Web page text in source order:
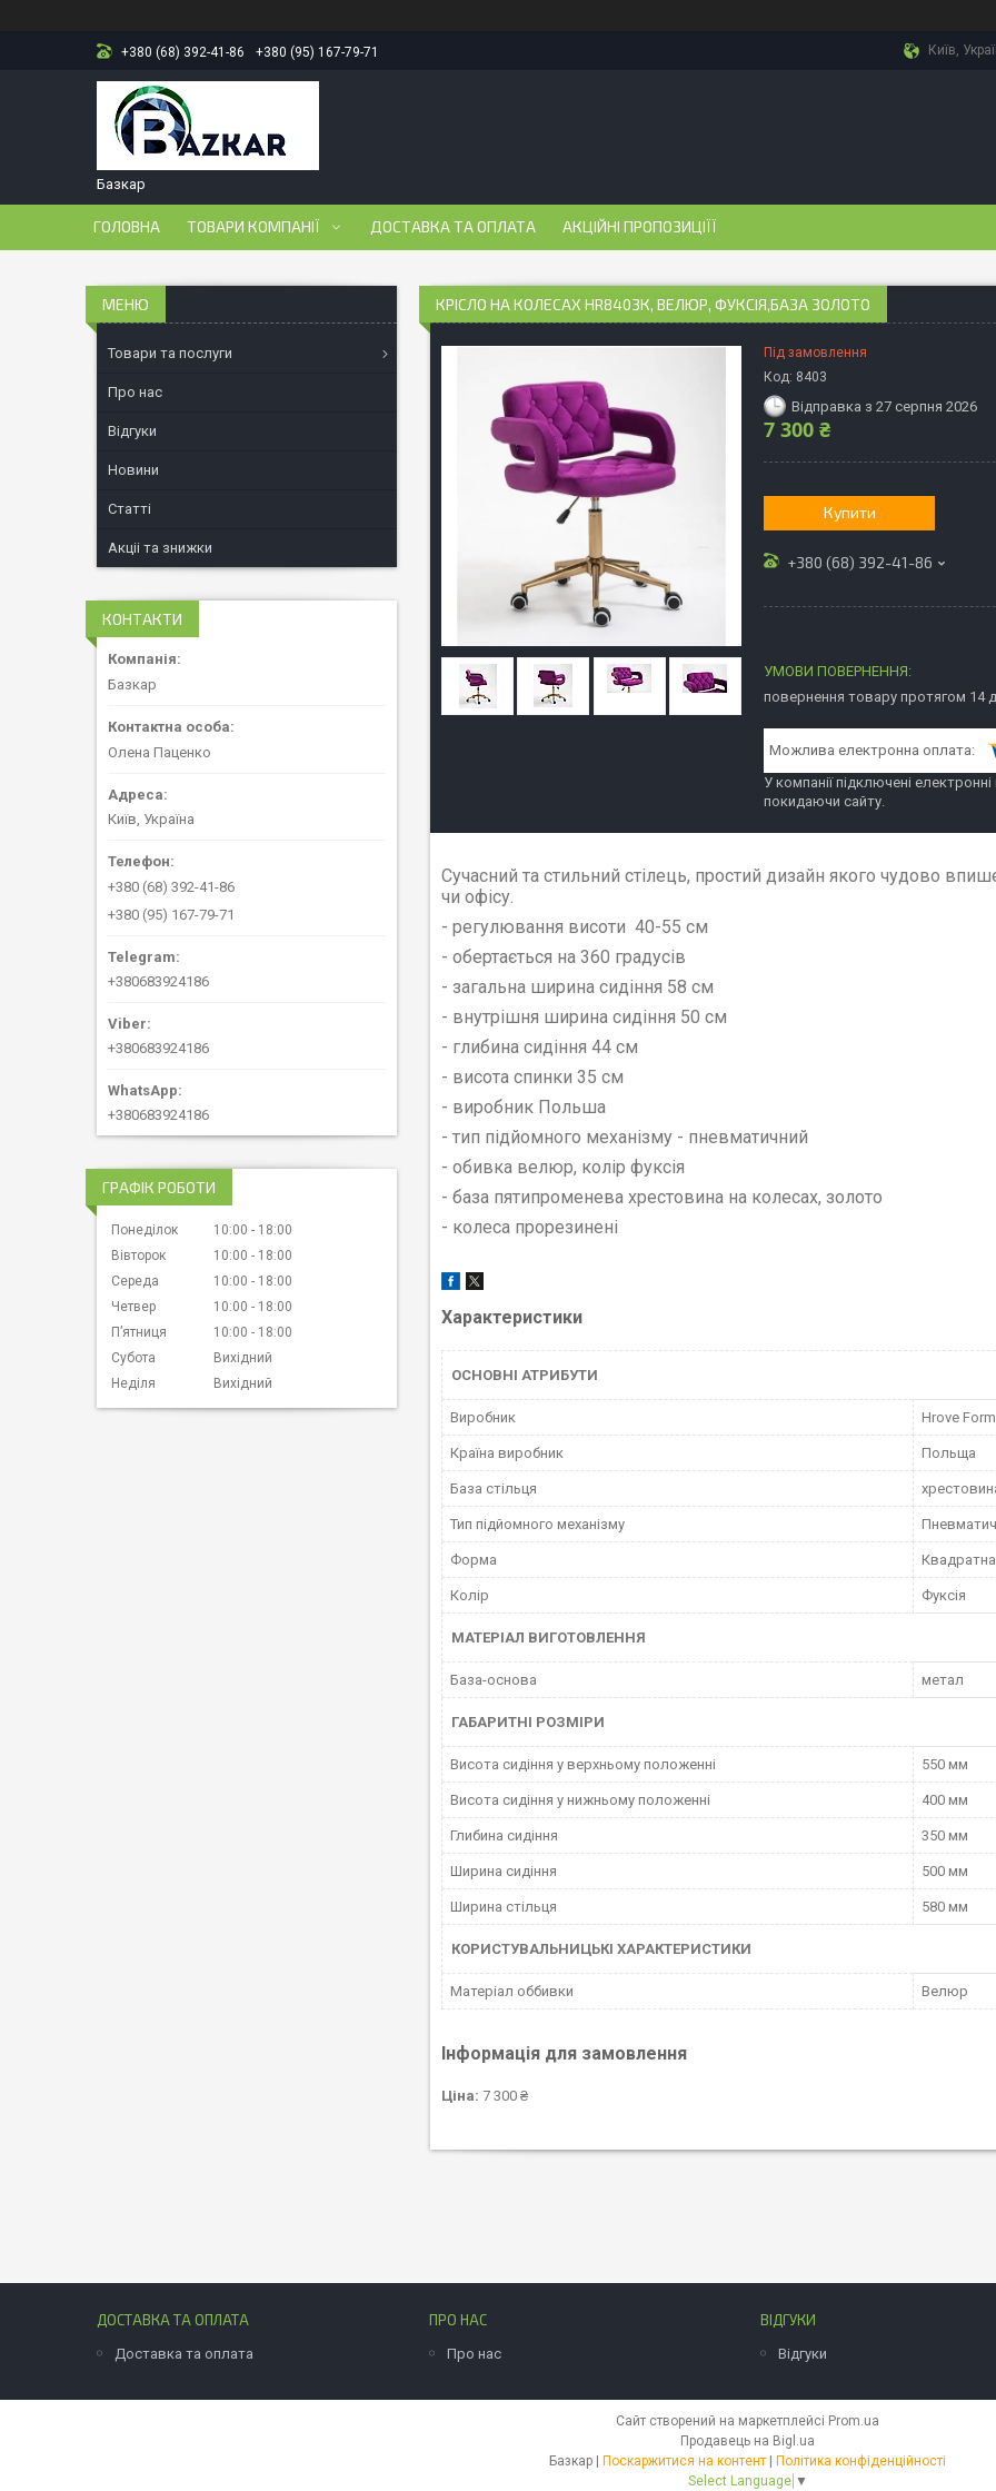
+380 (68) 392-41-86 +380 (95) 167-79-71 Київ,
Базкар
ГОЛОВНА ТОВАРИ КОМПАНІЇ ДОСТАВКА ТА ОПЛАТА АКЦІЙНІ ПРОПОЗИЦІЇЇ
КРІСЛО НА КОЛЕСАХ НR8403К, ВЕЛЮР, ФУКСІЯ,БАЗА ЗОЛОТО
Під замовлення
Код: 8403
Відправка з 27 серпня 2026
7 300 ₴
Купити
+380 (68) 392-41-86
повернення товару протягом 14
У компанії підключені
покидаючи сайту.
Сучасний та стильний стілець, простий дизайн якого чудово
чи офісу.
- регулювання висоти 40-55 см
- обертається на 360 градусів
- загальна ширина сидіння 58 см
- внутрішня ширина сидіння 50 см
- глибина сидіння 44 см
- висота спинки 35 см
- виробник Польша
- тип підйомного механізму - пневматичний
- обивка велюр, колір фуксія
- база пятипроменева хрестовина на колесах, золото
- колеса прорезинені
Характеристики
ОСНОВНІ АТРИБУТИ
Виробник Hrove Form
Країна виробник Польща
База стільця
Тип підйомного механізму
Форма Квадратна
Колір Фуксія
МАТЕРІАЛ ВИГОТОВЛЕННЯ
База-основа метал
ГАБАРИТНІ РОЗМІРИ
Висота сидіння у верхньому положенні 550 мм
Висота сидіння у нижньому положенні 400 мм
Глибина сидіння 350 мм
Ширина сидіння 500 мм
Ширина стільця 580 мм
КОРИСТУВАЛЬНИЦЬКІ ХАРАКТЕРИСТИКИ
Матеріал оббивки Велюр
Інформація для замовлення
Ціна: 7 300 ₴
Товари та послуги
Про нас
Відгуки
Новини
Статті
Акціі та знижки
КОНТАКТИ
Базкар
Олена Паценко
Київ, Україна
+380 (68) 392-41-86
+380 (95) 167-79-71
+380683924186
+380683924186
+380683924186
ГРАФІК РОБОТИ
Понеділок 10:00
18:00
Вівторок
10:00
18:00
Середа
10:00
18:00
Четвер
10:00
18:00
Пʼятниця
10:00
18:00
Субота
Вихідний
Неділя
Вихідний
ДОСТАВКА ТА ОПЛАТА
Доставка та оплата
ПРО НАС
Про нас
ВІДГУКИ
Відгуки
Сайт створений на маркетплейсі Prom.ua
Продавець на Bigl.ua
Базкар | Поскаржитися на контент | Політика конфіденційності
Select Language ▼